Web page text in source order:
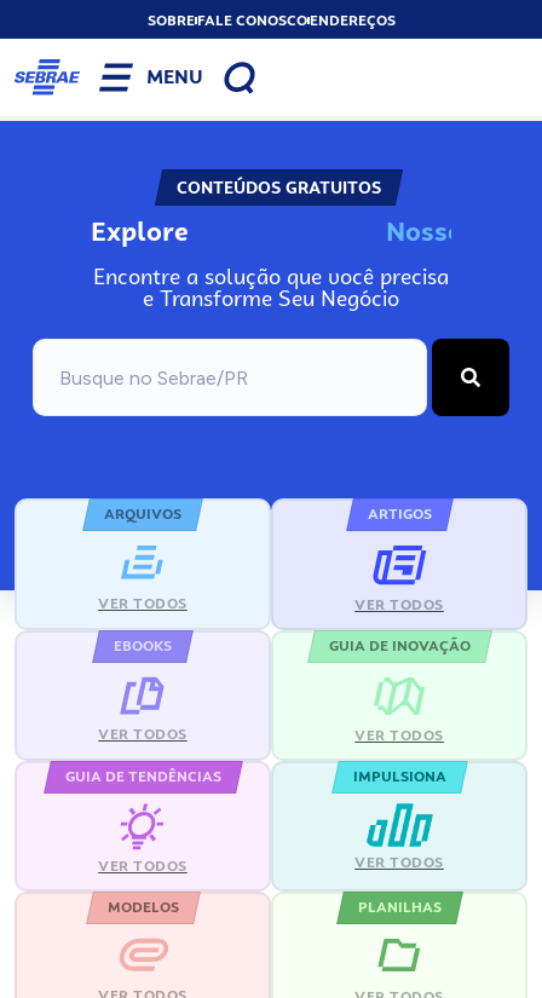
SOBREFALE CONOSCOENDEREÇOS
MENU
CONTEÚDOS GRATUITOS
Explore No
Encontre a solução que você precisa
e Transforme Seu Negócio
ARQUIVOS
VER TODOS
ARTIGOS
VER TODOS
EBOOKS
VER TODOS
GUIA DE INOVAÇÃO
VER TODOS
GUIA DE TENDÊNCIAS
VER TODOS
IMPULSIONA
VER TODOS
MODELOS PLANILHAS